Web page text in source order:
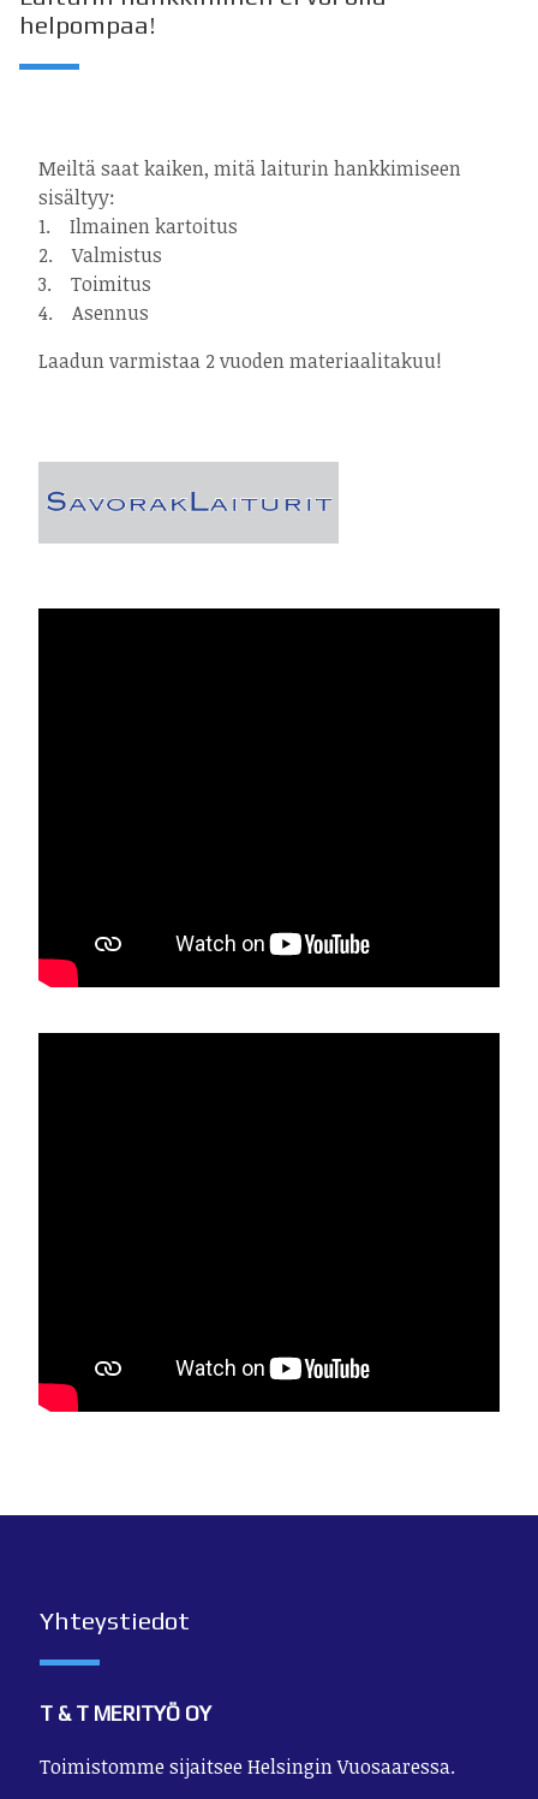
helpompaa!
Meiltä saat kaiken, mitä laiturin hankkimiseen
sisältyy:
1. Ilmainen kartoitus
2. Valmistus
3. Toimitus
4. Asennus
Laadun varmistaa 2 vuoden materiaalitakuu!
Yhteystiedot
T & T MERITYÖ OY
Toimistomme sijaitsee Helsingin Vuosaaressa.